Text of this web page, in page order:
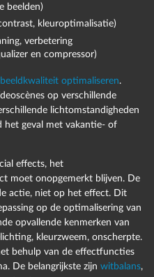
over naar de tijdlijnmodus
sporen waarop
samen met aanvullende
je film te maken.
is de belangrijkste stap in
ruwe snede eerst alle
juiste punten te knippen en
track te verwijderen.
op de afspeelmarkering op
beelden)
kleuroptimalisatie)
verbetering
en compressor)
optimaliseren.
op verschillende
lichtomstandigheden
het geval met vakantie- of
effects, het
moet onopgemerkt blijven. De
actie, niet op het effect. Dit
op de optimalisering van
opvallende kenmerken van
kleurzweem, onscherpte.
behulp van de effectfuncties
De belangrijkste zijn witbalans,